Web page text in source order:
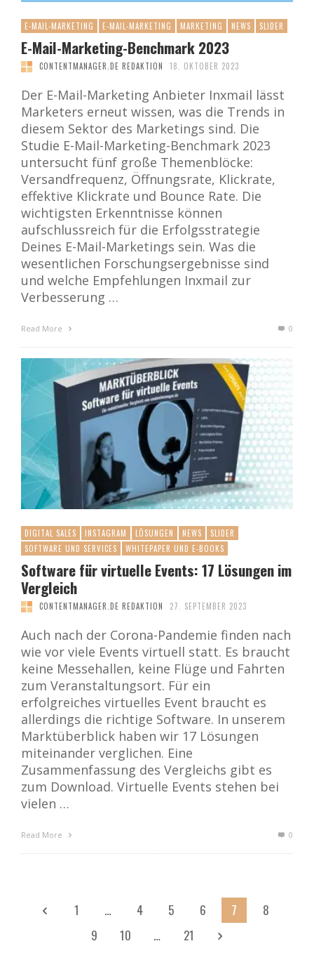
E-MAIL-MARKETING E-MAIL-MARKETING MARKETING NEWS SLIDER
E-Mail-Marketing-Benchmark 2023
CONTENTMANAGER.DE REDAKTION 18. OKTOBER 2023
Der E-Mail-Marketing Anbieter Inxmail lässt
Marketers erneut wissen, was die Trends in
diesem Sektor des Marketings sind. Die
Studie E-Mail-Marketing-Benchmark 2023
untersucht fünf große Themenblöcke:
Versandfrequenz, Öffnungsrate, Klickrate,
effektive Klickrate und Bounce Rate. Die
wichtigsten Erkenntnisse können
aufschlussreich für die Erfolgsstrategie
Deines E-Mail-Marketings sein. Was die
wesentlichen Forschungsergebnisse sind
und welche Empfehlungen Inxmail zur
Verbesserung …
Read More 0
DIGITAL SALES INSTAGRAM LÖSUNGEN NEWS
SLIDER
SOFTWARE UND SERVICES
WHITEPAPER UND E-BOOKS
Software für virtuelle Events: 17 Lösungen im
Vergleich
CONTENTMANAGER.DE REDAKTION 27. SEPTEMBER 2023
Auch nach der Corona-Pandemie finden nach
wie vor viele Events virtuell statt. Es braucht
keine Messehallen, keine Flüge und Fahrten
zum Veranstaltungsort. Für ein
erfolgreiches virtuelles Event braucht es
allerdings die richtige Software. In unserem
Marktüberblick haben wir 17 Lösungen
miteinander verglichen. Eine
Zusammenfassung des Vergleichs gibt es
zum Download. Virtuelle Events stehen bei
vielen …
Read More 0
1 … 4 5 6 7
8
9
10 … 21